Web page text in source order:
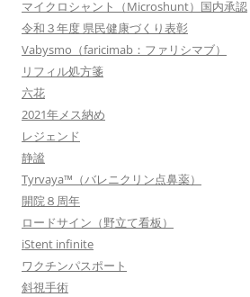
マイクロシャント（Microshunt）国内承認
令和３年度 県民健康づくり表彰
Vabysmo（faricimab：ファリシマブ）
リフィル処方箋
六花
2021年メス納め
レジェンド
静謐
Tyrvaya™（バレニクリン点鼻薬）
開院８周年
ロードサイン（野立て看板）
iStent infinite
ワクチンパスポート
斜視手術